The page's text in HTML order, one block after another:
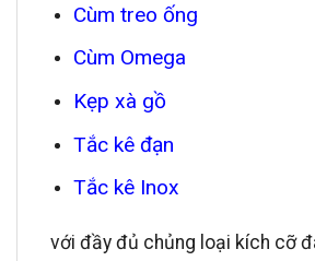
Cùm treo ống
Cùm Omega
Kẹp xà gồ
Tắc kê đạn
Tắc kê Inox
với đầy đủ chủng loại kích cỡ